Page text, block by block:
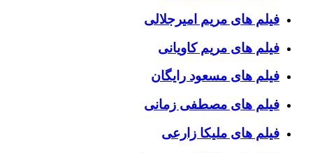
فیلم های مریم امیرجلالی
فیلم های مریم کاویانی
فیلم های مسعود رایگان
فیلم های مصطفی زمانی
فیلم های ملیکا زارعی